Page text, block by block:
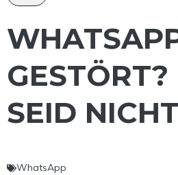
GESTÖRT?
SEID
WhatsApp